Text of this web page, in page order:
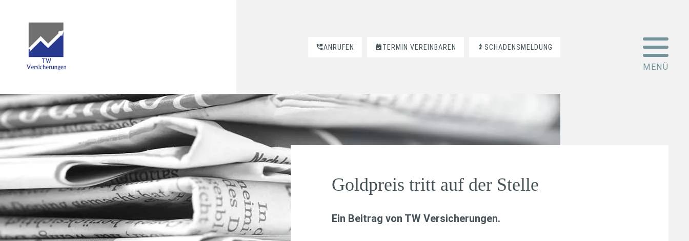
ANRUFEN TERMIN VEREINBAREN SCHADENSMELDUNG
Goldpreis tritt auf der Stelle
Ein Beitrag von TW Versicherungen.